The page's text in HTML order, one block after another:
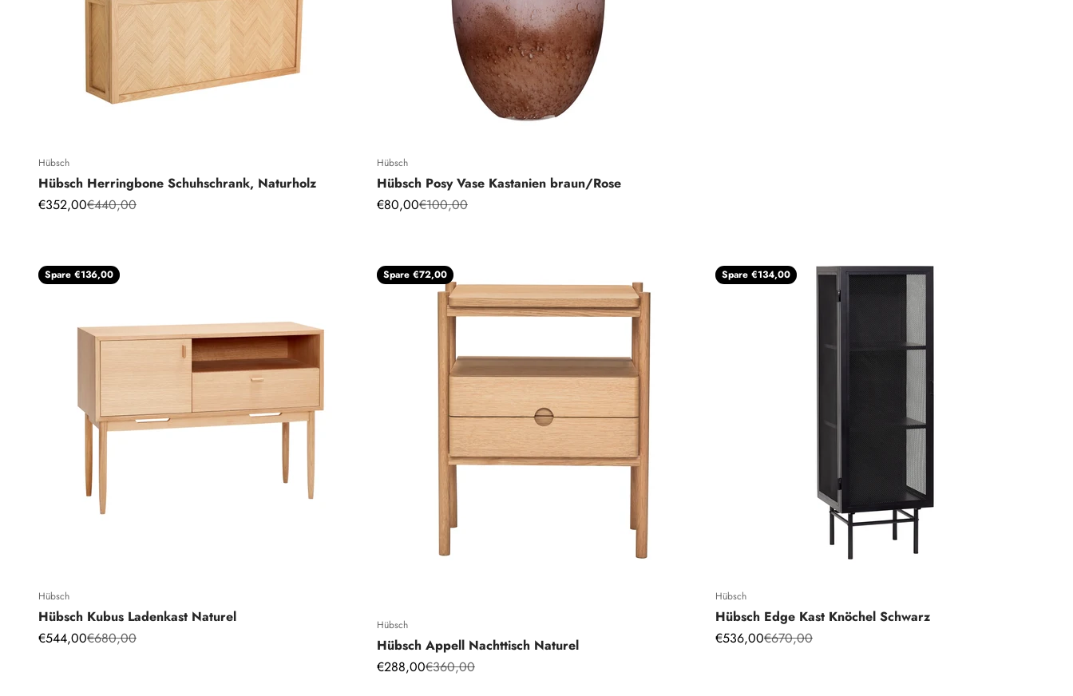
Hübsch
Hübsch Herringbone Schuhschrank, Naturholz
Angebot
€352,00Regulärer Preis
€440,00
Hübsch
Hübsch Posy Vase Kastanien braun/Rose
Angebot
€80,00Regulärer Preis
€100,00
Spare €136,00
Hübsch
Hübsch Kubus Ladenkast Naturel
Angebot
€544,00Regulärer Preis
€680,00
Spare €72,00
Hübsch
Hübsch Appell Nachttisch Naturel
Angebot
€288,00Regulärer Preis
€360,00
Spare €134,00
Hübsch
Hübsch Edge Kast Knöchel Schwarz
Angebot
€536,00Regulärer Preis
€670,00